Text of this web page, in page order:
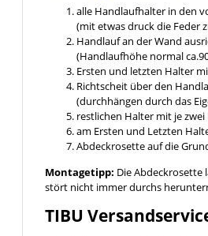
alle Handlaufhalter in den
(mit etwas druck die Feder
Handlauf an der Wand
(Handlaufhöhe normal
Ersten und letzten Halter
Richtscheit über den
(durchhängen durch das
restlichen Halter mit je
am Ersten und Letzten
Abdeckrosette auf die
Montagetipp: Die Abdeckrosette
stört nicht immer durchs
TIBU